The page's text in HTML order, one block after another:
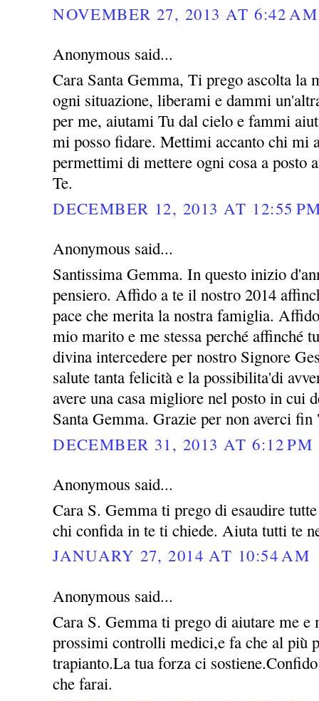
NOVEMBER 27, 2013 AT 6:42 AM
Anonymous said...
Cara Santa Gemma, Ti prego ascolta la
ogni situazione, liberami e dammi
per me, aiutami Tu dal cielo e fammi
mi posso fidare. Mettimi accanto chi mi
permettimi di mettere ogni cosa a posto
Te.
DECEMBER 12, 2013 AT 12:55
Anonymous said...
Santissima Gemma. In questo inizio
pensiero. Affido a te il nostro 2014
pace che merita la nostra famiglia.
mio marito e me stessa perché affinché
divina intercedere per nostro Signore
salute tanta felicità e la possibilita'di
avere una casa migliore nel posto in cui
Santa Gemma. Grazie per non averci fin
DECEMBER 31, 2013 AT 6:12 PM
Anonymous said...
Cara S. Gemma ti prego di esaudire
chi confida in te ti chiede. Aiuta tutti te
JANUARY 27, 2014 AT 10:54 AM
Anonymous said...
Cara S. Gemma ti prego di aiutare me e
prossimi controlli medici,e fa che al più
trapianto.La tua forza ci
che farai.